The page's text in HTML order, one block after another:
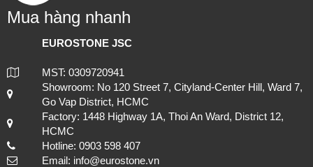
Mua hàng nhanh
EUROSTONE JSC
MST: 0309720941
Showroom: No 120 Street 7, Cityland-Center Hill, Ward 7,
Go Vap District, HCMC
Factory: 1448 Highway 1A, Thoi An Ward, District 12,
HCMC
Hotline: 0903 598 407
Email: info@eurostone.vn